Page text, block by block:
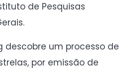
de Pesquisas
descobre um processo de
por emissão de